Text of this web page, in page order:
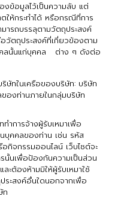
งข้อมูลไว้เป็นความลับ แต่
ห้กระทำได้ หรือกรณีที่การ
ารถบรรลุตามวัตถุประสงค์
วัตถุประสงค์ที่เกี่ยวข้องตาม
คลนั้นแก่บุคคล ต่าง ๆ ดังต่อ
ษัทในเครือของบริษัท: บริษัท
องท่านภายในกลุ่มบริษัท
การจ้างผู้รับเหมาเพื่อ
บุคคลของท่าน เช่น รหัส
กิจกรรมออนไลน์ เว็บไซต์จะ
รนั้นเพื่อป้องกันความเป็นส่วน
ต้องห้ามมิให้ผู้รับเหมาใช้
ะสงค์อื่นใดนอกจากเพื่อ
ท